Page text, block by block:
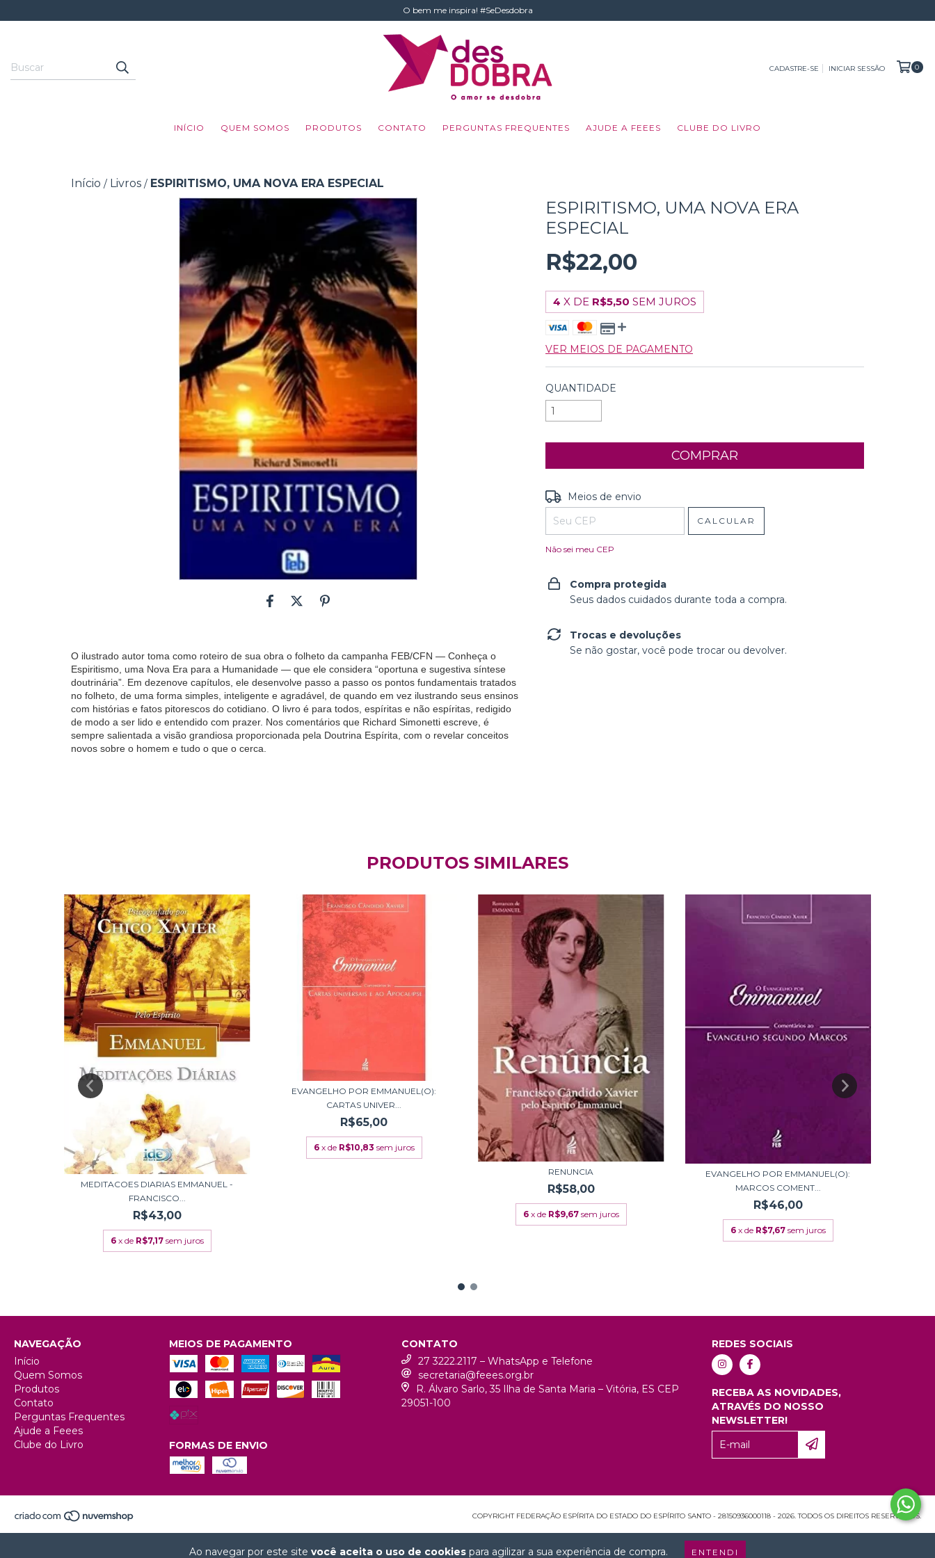
Ao navegar por este site você aceita o uso de cookies para agilizar a sua experiência de compra. ENTENDI
O bem me inspira! #SeDesdobra
CADASTRE-SE INICIAR SESSÃO 0
INÍCIO QUEM SOMOS PRODUTOS CONTATO PERGUNTAS FREQUENTES AJUDE A FEEES CLUBE DO LIVRO
Início / Livros / ESPIRITISMO, UMA NOVA ERA ESPECIAL
O ilustrado autor toma como roteiro de sua obra o folheto da campanha FEB/CFN — Conheça o
Espiritismo, uma Nova Era para a Humanidade — que ele considera “oportuna e sugestiva síntese
doutrinária”. Em dezenove capítulos, ele desenvolve passo a passo os pontos fundamentais tratados
no folheto, de uma forma simples, inteligente e agradável, de quando em vez ilustrando seus ensinos
com histórias e fatos pitorescos do cotidiano. O livro é para todos, espíritas e não espíritas, redigido
de modo a ser lido e entendido com prazer. Nos comentários que Richard Simonetti escreve, é
sempre salientada a visão grandiosa proporcionada pela Doutrina Espírita, com o revelar conceitos
novos sobre o homem e tudo o que o cerca.
ESPIRITISMO, UMA NOVA ERA
ESPECIAL
R$22,00
4 X DE R$5,50 SEM JUROS
VER MEIOS DE PAGAMENTO
QUANTIDADE
Entregas para o CEP:
Meios de envio
CALCULAR
Não sei meu CEP
Compra protegida
Seus dados cuidados durante toda a compra.
Trocas e devoluções
Se não gostar, você pode trocar ou devolver.
PRODUTOS SIMILARES
MEDITACOES DIARIAS EMMANUEL -
FRANCISCO...
R$43,00
6 x de R$7,17 sem juros
EVANGELHO POR EMMANUEL(O):
CARTAS UNIVER...
R$65,00
6 x de R$10,83 sem juros
RENUNCIA
R$58,00
6 x de R$9,67 sem juros
EVANGELHO POR EMMANUEL(O):
MARCOS COMENT...
R$46,00
6 x de R$7,67 sem juros
NAVEGAÇÃO
Início
Quem Somos
Produtos
Contato
Perguntas Frequentes
Ajude a Feees
Clube do Livro
MEIOS DE PAGAMENTO
FORMAS DE ENVIO
CONTATO
27 3222.2117 – WhatsApp e Telefone
secretaria@feees.org.br
R. Álvaro Sarlo, 35 Ilha de Santa Maria – Vitória, ES CEP
29051-100
REDES SOCIAIS
RECEBA AS NOVIDADES,
ATRAVÉS DO NOSSO
NEWSLETTER!
COPYRIGHT FEDERAÇÃO ESPÍRITA DO ESTADO DO ESPÍRITO SANTO - 28150936000118 - 2026. TODOS OS DIREITOS RESERVADOS.